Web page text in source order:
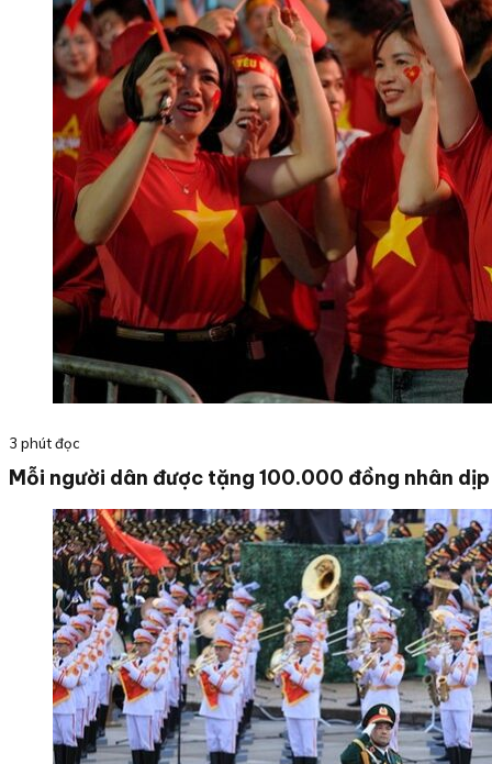
3 phút đọc
Mỗi người dân được tặng 100.000 đồng nhân